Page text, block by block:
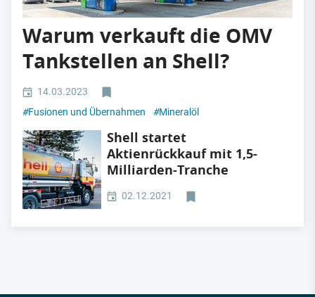
Warum verkauft die OMV
Tankstellen an Shell?
14.03.2023
#Fusionen und Übernahmen #Mineralöl
Shell startet
Aktienrückkauf mit 1,5-
Milliarden-Tranche
02.12.2021